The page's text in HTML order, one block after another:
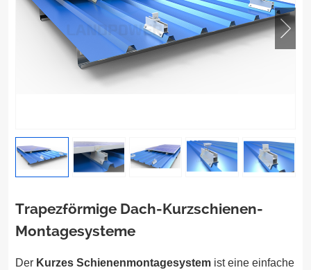
Trapezförmige Dach-Kurzschienen-
Montagesysteme
Der Kurzes Schienenmontagesystem ist eine einfache